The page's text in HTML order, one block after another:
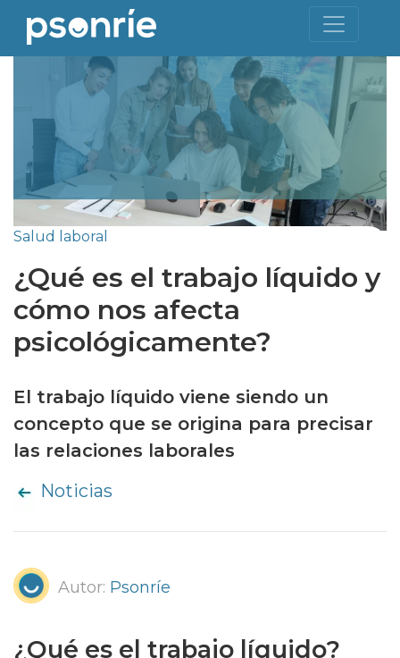
Salud laboral
¿Qué es el trabajo líquido y
cómo nos afecta
psicológicamente?
El trabajo líquido viene siendo un
concepto que se origina para precisar
las relaciones laborales
Noticias
Autor: Psonríe
¿Qué es el trabajo líquido?